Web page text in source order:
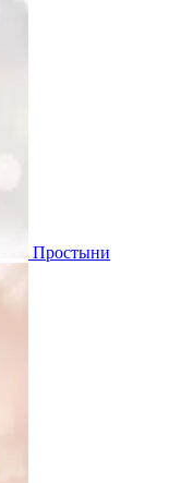
Простыни